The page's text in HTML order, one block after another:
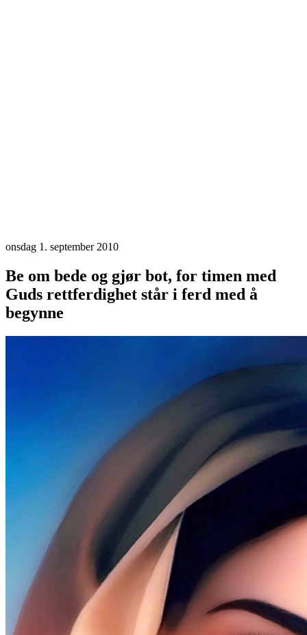
onsdag 1. september 2010
Be om bede og gjør bot, for timen med
Guds rettferdighet står i ferd med å
begynne